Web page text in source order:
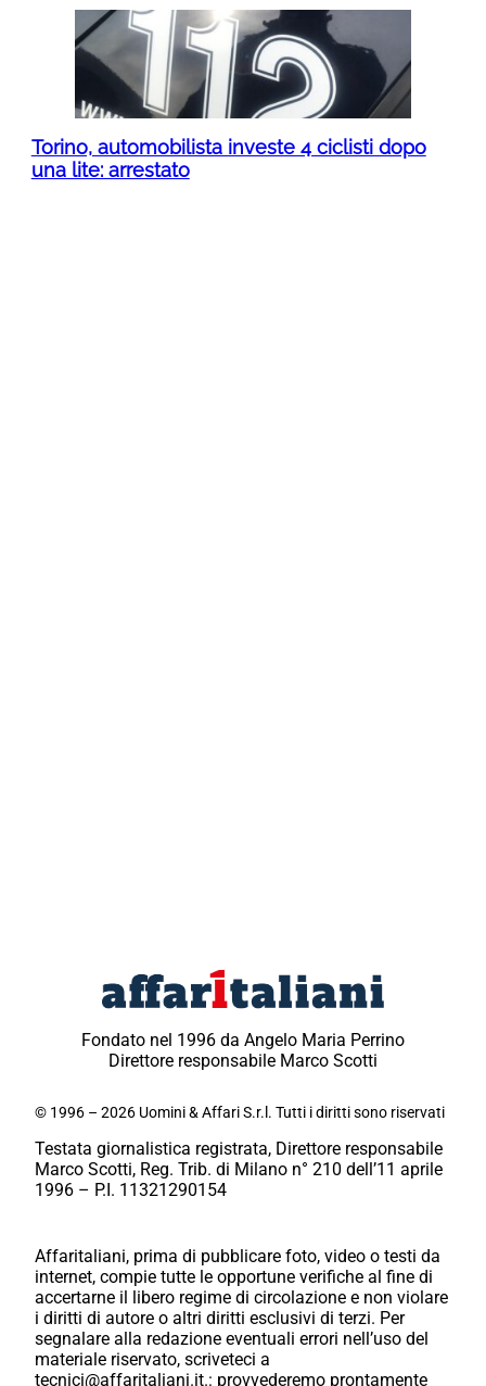
Torino, automobilista investe 4 ciclisti dopo
una lite: arrestato
Fondato nel 1996 da Angelo Maria Perrino
Direttore responsabile Marco Scotti
© 1996 – 2026 Uomini & Affari S.r.l. Tutti i diritti sono riservati
Testata giornalistica registrata, Direttore responsabile
Marco Scotti, Reg. Trib. di Milano n° 210 dell’11 aprile
1996 – P.I. 11321290154
Affaritaliani, prima di pubblicare foto, video o testi da
internet, compie tutte le opportune verifiche al fine di
accertarne il libero regime di circolazione e non violare
i diritti di autore o altri diritti esclusivi di terzi. Per
segnalare alla redazione eventuali errori nell’uso del
materiale riservato, scriveteci a
tecnici@affaritaliani.it.: provvederemo prontamente